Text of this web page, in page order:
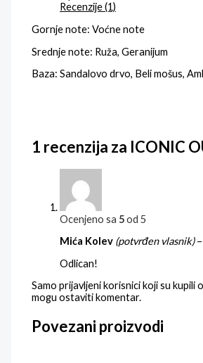
Recenzije (1)
Gornje note: Voćne note
Srednje note: Ruža, Geranijum
Baza: Sandalovo drvo, Beli mošus,
1 recenzija za ICONIC
Ocenjeno sa 5od 5
Mića Kolev (potvrđen vlasnik) –
Odlican!
Samo prijavljeni korisnici koji su kupili
mogu ostaviti komentar.
Povezani proizvodi